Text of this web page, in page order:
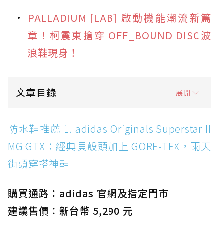
PALLADIUM [LAB] 啟動機能潮流新篇
章！柯震東搶穿 OFF_BOUND DISC波
浪鞋現身！
文章目錄 展開
防水鞋推薦 1. adidas Originals Superstar II
MG GTX：經典貝殼頭加上 GORE-TEX，雨天街
頭穿搭神鞋
防水鞋推薦 2. New Balance Hierro v9 GORE-
防水鞋推薦 3. Nike Dunk Low GORE-TEX：
經典 Dunk 輪廓加上防水科技，雨天穿搭帥度不
打折
防水鞋推薦 1. adidas Originals Superstar II
MG GTX：經典貝殼頭加上 GORE-TEX，雨天
街頭穿搭神鞋
購買通路：adidas 官網及指定門市
建議售價：新台幣 5,290 元